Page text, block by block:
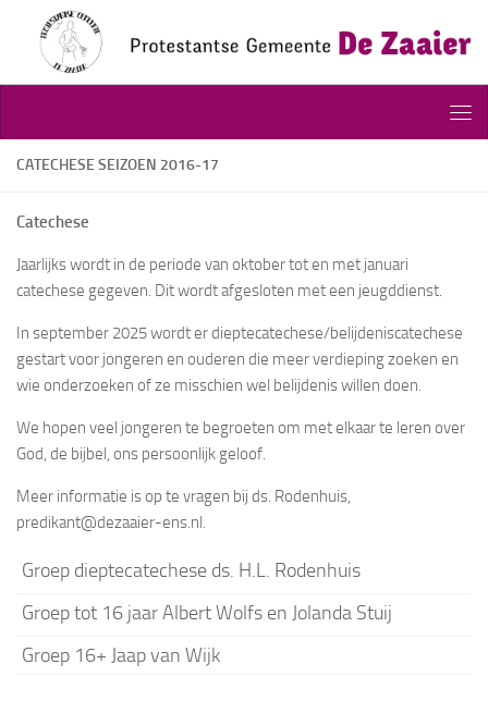
Doorgaan naar inhoud
CATECHESE SEIZOEN 2016-17
Catechese
Jaarlijks wordt in de periode van oktober tot en met januari
catechese gegeven. Dit wordt afgesloten met een jeugddienst.
In september 2025 wordt er dieptecatechese/belijdeniscatechese
gestart voor jongeren en ouderen die meer verdieping zoeken en
wie onderzoeken of ze misschien wel belijdenis willen doen.
We hopen veel jongeren te begroeten om met elkaar te leren over
God, de bijbel, ons persoonlijk geloof.
Meer informatie is op te vragen bij ds. Rodenhuis,
predikant@dezaaier-ens.nl.
Groep dieptecatechese ds. H.L. Rodenhuis
Groep tot 16 jaar Albert Wolfs en Jolanda Stuij
Groep 16+ Jaap van Wijk